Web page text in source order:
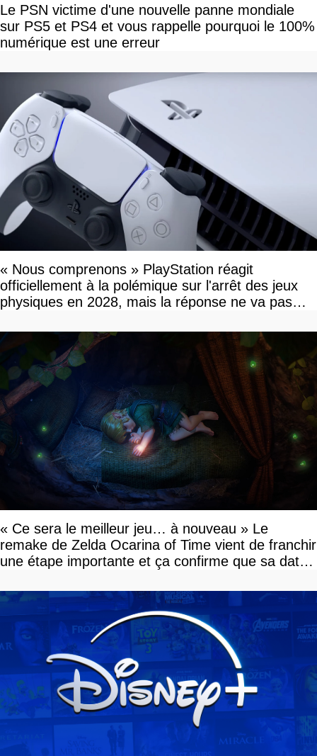
Le PSN victime d'une nouvelle panne mondiale
sur PS5 et PS4 et vous rappelle pourquoi le 100%
numérique est une erreur
« Nous comprenons » PlayStation réagit
officiellement à la polémique sur l'arrêt des jeux
physiques en 2028, mais la réponse ne va pas
« Ce sera le meilleur jeu… à nouveau » Le
remake de Zelda Ocarina of Time vient de franchir
une étape importante et ça confirme que sa date